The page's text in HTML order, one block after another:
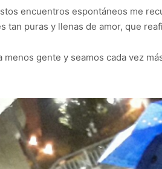
encuentros espontáneos me
puras y llenas de amor, que
gente y seamos cada vez